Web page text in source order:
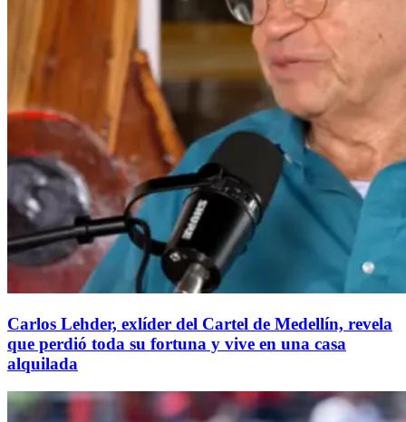
Carlos Lehder, exlíder del Cartel de Medellín, revela
que perdió toda su fortuna y vive en una casa
alquilada